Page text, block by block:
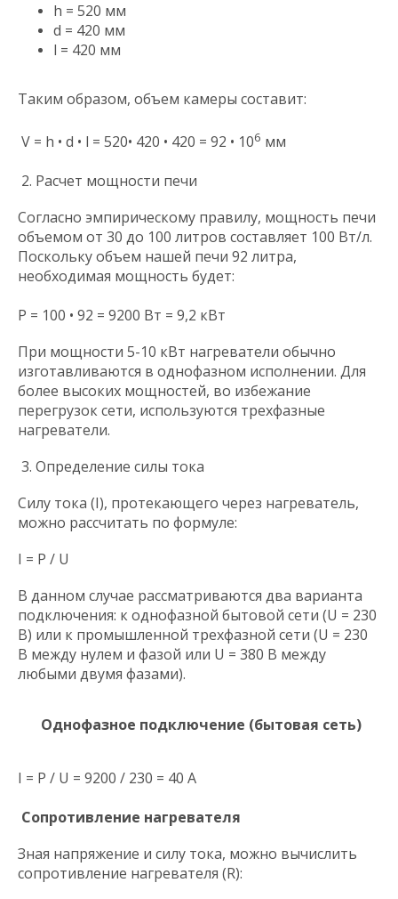
h = 520 мм
d = 420 мм
l = 420 мм
Таким образом, объем камеры составит:
V = h • d • l = 520• 420 • 420 = 92 • 106 мм
2. Расчет мощности печи
Согласно эмпирическому правилу, мощность печи
объемом от 30 до 100 литров составляет 100 Вт/л.
Поскольку объем нашей печи 92 литра,
необходимая мощность будет:
P = 100 • 92 = 9200 Вт = 9,2 кВт
При мощности 5-10 кВт нагреватели обычно
изготавливаются в однофазном исполнении. Для
более высоких мощностей, во избежание
перегрузок сети, используются трехфазные
нагреватели.
3. Определение силы тока
Силу тока (I), протекающего через нагреватель,
можно рассчитать по формуле:
I = P / U
В данном случае рассматриваются два варианта
подключения: к однофазной бытовой сети (U = 230
В) или к промышленной трехфазной сети (U = 230
В между нулем и фазой или U = 380 В между
любыми двумя фазами).
Однофазное подключение (бытовая сеть)
I = P / U = 9200 / 230 = 40 А
Сопротивление нагревателя
Зная напряжение и силу тока, можно вычислить
сопротивление нагревателя (R):